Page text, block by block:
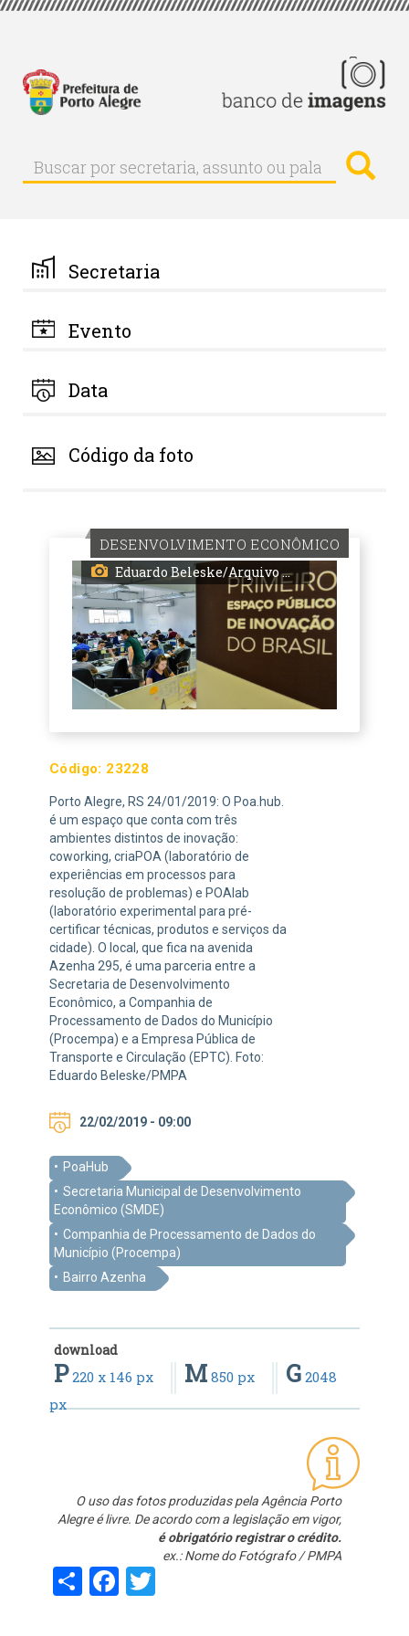
Pular
principal
Buscar
Buscar
por
palavra-
chave
Secretaria
Evento
Data
Código da foto
DESENVOLVIMENTO ECONÔMICO
Eduardo Beleske/Arquivo PMPA
Código: 23228
Porto Alegre, RS 24/01/2019: O Poa.hub.
é um espaço que conta com três
ambientes distintos de inovação:
coworking, criaPOA (laboratório de
experiências em processos para
resolução de problemas) e POAlab
(laboratório experimental para pré-
certificar técnicas, produtos e serviços da
cidade). O local, que fica na avenida
Azenha 295, é uma parceria entre a
Secretaria de Desenvolvimento
Econômico, a Companhia de
Processamento de Dados do Município
(Procempa) e a Empresa Pública de
Transporte e Circulação (EPTC). Foto:
Eduardo Beleske/PMPA
22/02/2019 - 09:00
PoaHub
Secretaria Municipal de Desenvolvimento
Econômico (SMDE)
Companhia de Processamento de Dados do
Município (Procempa)
Bairro Azenha
download
P220 x 146 px M 850 px G 2048
px
O uso das fotos produzidas pela Agência Porto
Alegre é livre. De acordo com a legislação em vigor,
é obrigatório registrar o crédito.
ex.: Nome do Fotógrafo / PMPA
ShareFacebook